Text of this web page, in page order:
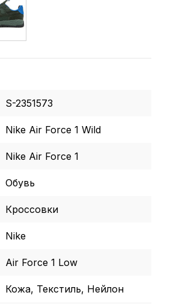
S-2351573
Nike Air Force 1 Wild
Nike Air Force 1
Обувь
Кроссовки
Nike
Air Force 1 Low
Кожа, Текстиль, Нейлон